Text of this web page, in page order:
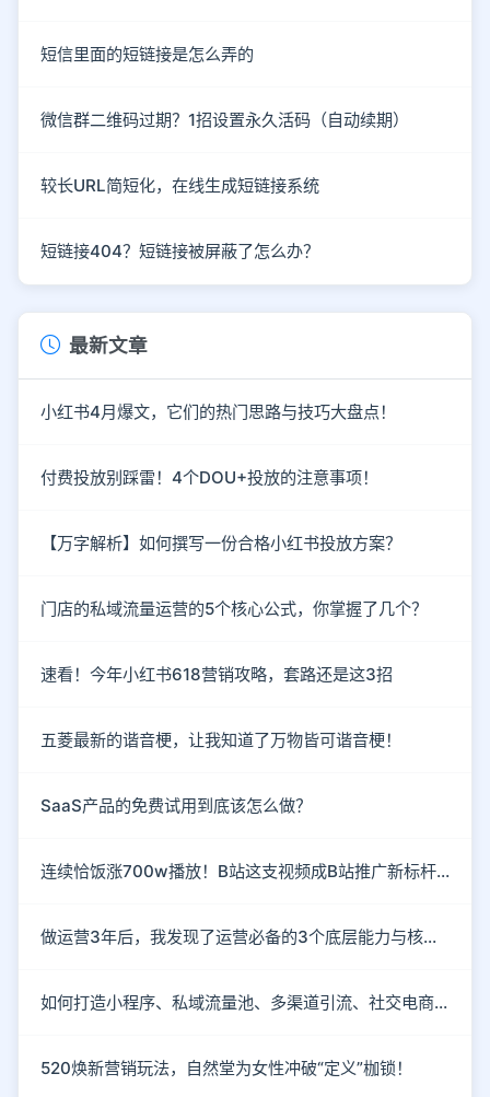
短信里面的短链接是怎么弄的
微信群二维码过期？1招设置永久活码（自动续期）
较长URL简短化，在线生成短链接系统
短链接404？短链接被屏蔽了怎么办？
最新文章
小红书4月爆文，它们的热门思路与技巧大盘点！
付费投放别踩雷！4个DOU+投放的注意事项！
【万字解析】如何撰写一份合格小红书投放方案？
门店的私域流量运营的5个核心公式，你掌握了几个？
速看！今年小红书618营销攻略，套路还是这3招
五菱最新的谐音梗，让我知道了万物皆可谐音梗！
SaaS产品的免费试用到底该怎么做？
连续恰饭涨700w播放！B站这支视频成B站推广新标杆！
做运营3年后，我发现了运营必备的3个底层能力与核心思维
如何打造小程序、私域流量池、多渠道引流、社交电商玩法？
520焕新营销玩法，自然堂为女性冲破“定义”枷锁！